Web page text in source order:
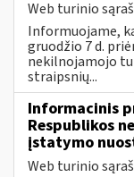
Web turinio
Informuojame,
gruodžio 7 d.
nekilnojamojo
straipsnių...
Informacinis
Respublikos
įstatymo
Web turinio